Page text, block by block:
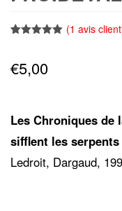
basé sur
notation
(1 avis
€5,00
Les Chroniques de
sifflent les serpents
Ledroit, Dargaud,